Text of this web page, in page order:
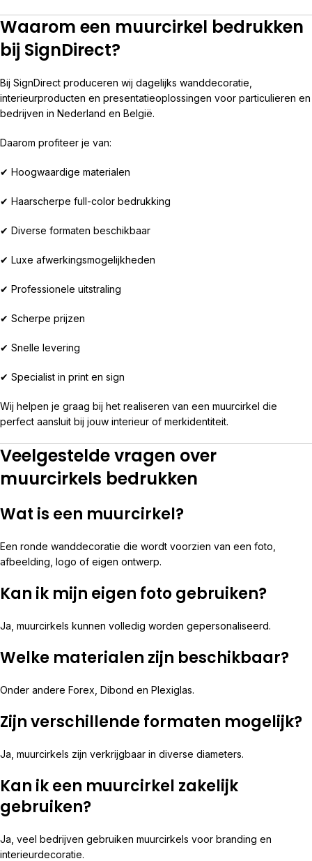
Waarom een muurcirkel bedrukken
bij SignDirect?
Bij SignDirect produceren wij dagelijks wanddecoratie,
interieurproducten en presentatieoplossingen voor particulieren en
bedrijven in Nederland en België.
Daarom profiteer je van:
✔ Hoogwaardige materialen
✔ Haarscherpe full-color bedrukking
✔ Diverse formaten beschikbaar
✔ Luxe afwerkingsmogelijkheden
✔ Professionele uitstraling
✔ Scherpe prijzen
✔ Snelle levering
✔ Specialist in print en sign
Wij helpen je graag bij het realiseren van een muurcirkel die
perfect aansluit bij jouw interieur of merkidentiteit.
Veelgestelde vragen over
muurcirkels bedrukken
Wat is een muurcirkel?
Een ronde wanddecoratie die wordt voorzien van een foto,
afbeelding, logo of eigen ontwerp.
Kan ik mijn eigen foto gebruiken?
Ja, muurcirkels kunnen volledig worden gepersonaliseerd.
Welke materialen zijn beschikbaar?
Onder andere Forex, Dibond en Plexiglas.
Zijn verschillende formaten mogelijk?
Ja, muurcirkels zijn verkrijgbaar in diverse diameters.
Kan ik een muurcirkel zakelijk
gebruiken?
Ja, veel bedrijven gebruiken muurcirkels voor branding en
interieurdecoratie.